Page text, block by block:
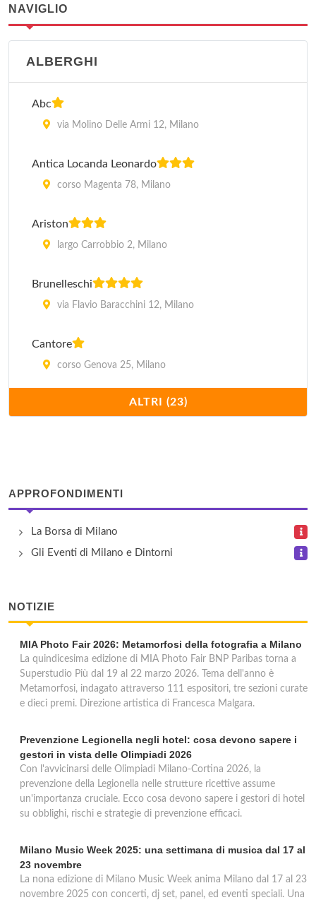
NAVIGLIO
ALBERGHI
Abc
via Molino Delle Armi 12, Milano
Antica Locanda Leonardo
corso Magenta 78, Milano
Ariston
largo Carrobbio 2, Milano
Brunelleschi
via Flavio Baracchini 12, Milano
Cantore
corso Genova 25, Milano
via Porlezza 4, Milano
Gritti
King
ALTRI (23)
APPROFONDIMENTI
La Borsa di Milano
Gli Eventi di Milano e Dintorni
NOTIZIE
MIA Photo Fair 2026: Metamorfosi della fotografia a Milano
La quindicesima edizione di MIA Photo Fair BNP Paribas torna a
Superstudio Più dal 19 al 22 marzo 2026. Tema dell'anno è
Metamorfosi, indagato attraverso 111 espositori, tre sezioni curate
e dieci premi. Direzione artistica di Francesca Malgara.
Prevenzione Legionella negli hotel: cosa devono sapere i
gestori in vista delle Olimpiadi 2026
Con l'avvicinarsi delle Olimpiadi Milano-Cortina 2026, la
prevenzione della Legionella nelle strutture ricettive assume
un'importanza cruciale. Ecco cosa devono sapere i gestori di hotel
su obblighi, rischi e strategie di prevenzione efficaci.
Milano Music Week 2025: una settimana di musica dal 17 al
23 novembre
La nona edizione di Milano Music Week anima Milano dal 17 al 23
novembre 2025 con concerti, dj set, panel, ed eventi speciali. Una